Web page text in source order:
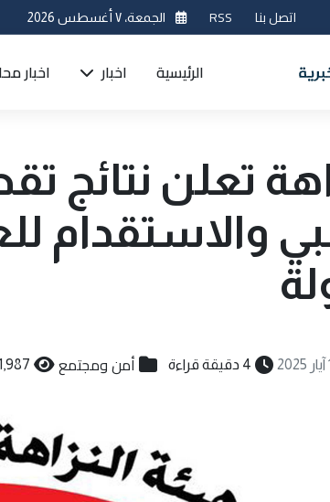
اتصل بنا RSS الجمعة، ٧ أغسطس 2026
الرئيسية اخبار اخبار
تعلن نتائج
والاستقدام
4 دقيقة قراءة أمن ومجتمع 1,987